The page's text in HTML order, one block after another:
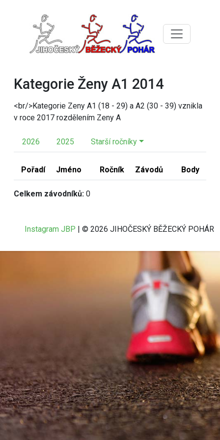
Kategorie Ženy A1 2014
<br/>Kategorie Zeny A1 (18 - 29) a A2 (30 - 39) vznikla
v roce 2017 rozdělením Zeny A
2026 2025 Starší ročníky
Pořadí Jméno Ročník Závodů Body
Celkem závodníků: 0
Instagram JBP | © 2026 JIHOČESKÝ BĚŽECKÝ POHÁR